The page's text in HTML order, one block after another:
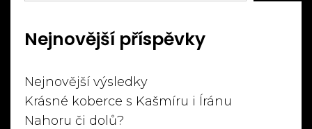
Nejnovější příspěvky
Nejnovější výsledky
Krásné koberce s Kašmíru i Íránu
Nahoru či dolů?